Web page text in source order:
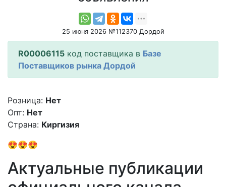
25 июня 2026 №112370 Дордой
R00006115 код поставщика в Базе
Поставщиков рынка Дордой
Розница: Нет
Опт: Нет
Страна: Киргизия
😍😍😍
Актуальные публикации